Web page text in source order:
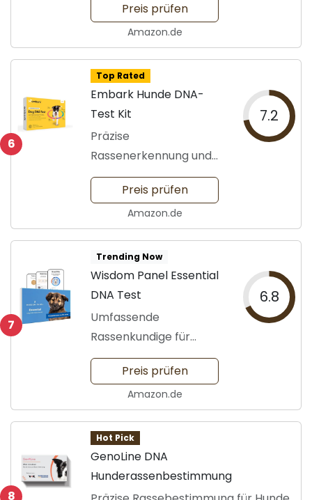
Preis prüfen
Amazon.de
6
Top Rated
Embark Hunde DNA-
Test Kit
Präzise
Rassenerkennung und
Gesundheitstests
7.2
Preis prüfen
Amazon.de
7
Trending Now
Wisdom Panel Essential
DNA Test
Umfassende
Rassenkundige für
Hunde
6.8
Preis prüfen
Amazon.de
8
Hot Pick
GenoLine DNA
Hunderassenbestimmung